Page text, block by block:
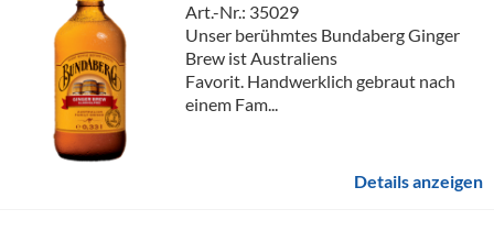
Art.-Nr.: 35029
Unser berühmtes Bundaberg Ginger
Brew ist Australiens
Favorit. Handwerklich gebraut nach
einem Fam...
Details anzeigen